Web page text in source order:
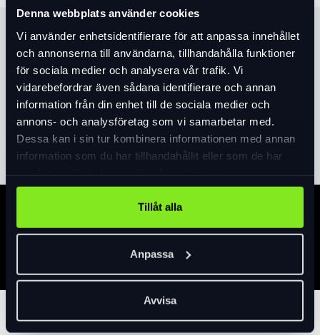
Denna webbplats använder cookies
Vi använder enhetsidentifierare för att anpassa innehållet
och annonserna till användarna, tillhandahålla funktioner
för sociala medier och analysera vår trafik. Vi
vidarebefordrar även sådana identifierare och annan
information från din enhet till de sociala medier och
annons- och analysföretag som vi samarbetar med.
Dessa kan i sin tur kombinera informationen med annan
information som du har tillhandahållit eller som de har
Tillåt alla
Anpassa
Avvisa
Produktinformation
En riktig arbetshäst; detta däck är imponerande robust för
touring och pendling, samt tåligt nog för att ta dig över de
ruffaste vägförhållandena.
Trådtäthet: 60 TPI
Kanttrådsdäck
Blandning: 60a
Punkteringsskydd: Armadillo
700 x 23 mm, psi 110-125, ungefärlig vikt 360 g.
700 x 25 mm, psi 110-125, ungefärlig vikt 395 g.
700 x 28 mm, psi 85-95, ungefärlig vikt 440 g.
700 x 32 mm, psi 85-95, ungefärlig vikt 510 g.
27 x 1-1/4", psi 85-95, ungefärlig vikt 460 g.
Läs mer expand_more
Specifikation
Tillbehör